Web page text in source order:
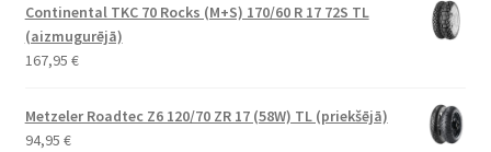
Continental TKC 70 Rocks (M+S) 170/60 R 17 72S TL
(aizmugurējā)
167,95 €
Metzeler Roadtec Z6 120/70 ZR 17 (58W) TL (priekšējā)
94,95 €